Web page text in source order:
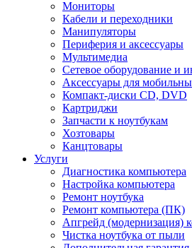
Мониторы
Кабели и переходники
Манипуляторы
Периферия и аксессуары
Мультимедиа
Сетевое оборудование и
Аксессуары для
Компакт-диски CD, DVD
Картриджи
Запчасти к ноутбукам
Хозтовары
Канцтовары
Услуги
Диагностика компьютера
Настройка компьютера
Ремонт ноутбука
Ремонт компьютера (ПК)
Апгрейд (модернизация)
Чистка ноутбука от пыли